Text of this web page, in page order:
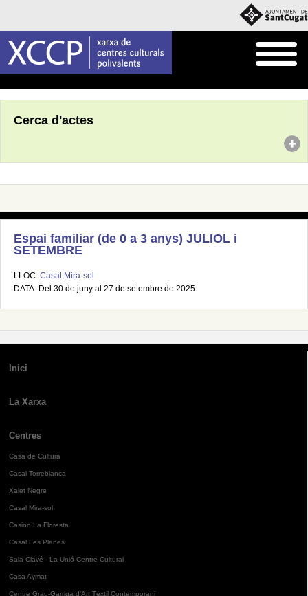
Cerca d'actes
Espai familiar (de 0 a 3 anys) JULIOL i
SETEMBRE
LLOC: Casal Mira-sol
DATA: Del 30 de juny al 27 de setembre de 2025
Inici
La Xarxa
Centres
Casa de Cultura
Casal Torreblanca
Xalet Negre
Casal Mira-sol
Casino La Floresta
Casal Les Planes
Sala Clavé - La Unió Centre Cultural
Casa Aymat
Centre Grau-Garriga d'Art Tèxtil Contemporani